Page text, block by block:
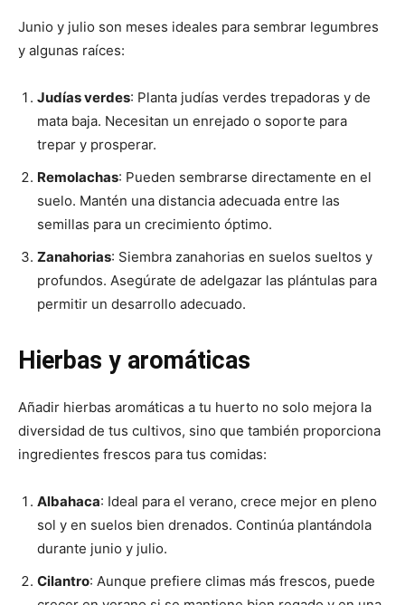
Junio y julio son meses ideales para sembrar legumbres
y algunas raíces:
Judías verdes: Planta judías verdes trepadoras y de
mata baja. Necesitan un enrejado o soporte para
trepar y prosperar.
Remolachas: Pueden sembrarse directamente en el
suelo. Mantén una distancia adecuada entre las
semillas para un crecimiento óptimo.
Zanahorias: Siembra zanahorias en suelos sueltos y
profundos. Asegúrate de adelgazar las plántulas para
permitir un desarrollo adecuado.
Hierbas y aromáticas
Añadir hierbas aromáticas a tu huerto no solo mejora la
diversidad de tus cultivos, sino que también proporciona
ingredientes frescos para tus comidas:
Albahaca: Ideal para el verano, crece mejor en pleno
sol y en suelos bien drenados. Continúa plantándola
durante junio y julio.
Cilantro: Aunque prefiere climas más frescos, puede